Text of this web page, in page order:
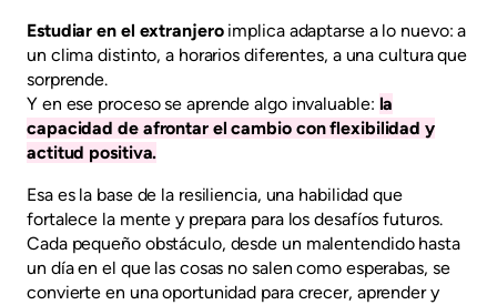
Estudiar en el extranjeroimplica adaptarse a lo nuevo: a
un clima distinto, a horarios diferentes, a una cultura que
sorprende.
Y en ese proceso se aprende algo invaluable: la
capacidad de afrontar el cambio con flexibilidad y
actitud positiva.
Esa es la base de la resiliencia, una habilidad que
fortalece la mente y prepara para los desafíos futuros.
Cada pequeño obstáculo, desde un malentendido hasta
un día en el que las cosas no salen como esperabas, se
convierte en una oportunidad para crecer, aprender y